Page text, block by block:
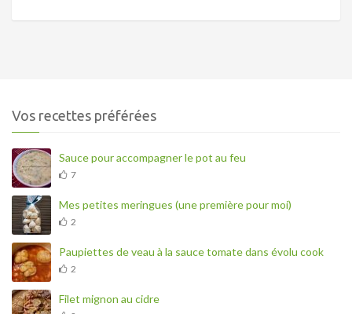
Vos recettes préférées
Sauce pour accompagner le pot au feu
7
Mes petites meringues (une première pour moi)
2
Paupiettes de veau à la sauce tomate dans évolu cook
2
Filet mignon au cidre